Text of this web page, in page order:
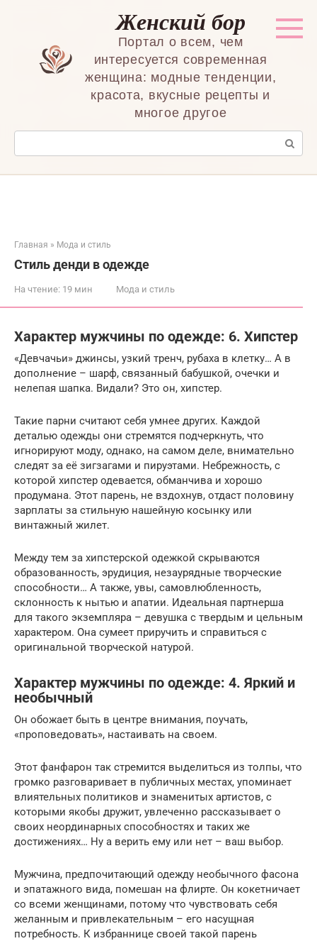
Женский бор
Портал о всем, чем
интересуется современная
женщина: модные тенденции,
красота, вкусные рецепты и
многое другое
Поиск:
Главная » Мода и стиль
Стиль денди в одежде
На чтение: 19 мин Мода и стиль
Характер мужчины по одежде: 6. Хипстер
«Девчачьи» джинсы, узкий тренч, рубаха в клетку… А в
дополнение – шарф, связанный бабушкой, очечки и
нелепая шапка. Видали? Это он, хипстер.
Такие парни считают себя умнее других. Каждой
деталью одежды они стремятся подчеркнуть, что
игнорируют моду, однако, на самом деле, внимательно
следят за её зигзагами и пируэтами. Небрежность, с
которой хипстер одевается, обманчива и хорошо
продумана. Этот парень, не вздохнув, отдаст половину
зарплаты за стильную нашейную косынку или
винтажный жилет.
Между тем за хипстерской одежкой скрываются
образованность, эрудиция, незаурядные творческие
способности… А также, увы, самовлюбленность,
склонность к нытью и апатии. Идеальная партнерша
для такого экземпляра – девушка с твердым и цельным
характером. Она сумеет приручить и справиться с
оригинальной творческой натурой.
Характер мужчины по одежде: 4. Яркий и
необычный
Он обожает быть в центре внимания, поучать,
«проповедовать», настаивать на своем.
Этот фанфарон так стремится выделиться из толпы, что
громко разговаривает в публичных местах, упоминает
влиятельных политиков и знаменитых артистов, с
которыми якобы дружит, увлеченно рассказывает о
своих неординарных способностях и таких же
достижениях… Ну а верить ему или нет – ваш выбор.
Мужчина, предпочитающий одежду необычного фасона
и эпатажного вида, помешан на флирте. Он кокетничает
со всеми женщинами, потому что чувствовать себя
желанным и привлекательным – его насущная
потребность. К избраннице своей такой парень